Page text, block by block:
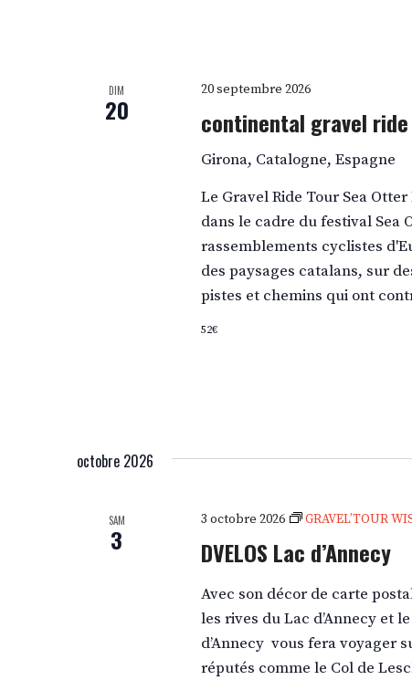
DIM
20 continental gravel
20 septembre 2026
Girona, Catalogne, Espagne
Le Gravel Ride Tour Sea
dans le cadre du festival Sea
rassemblements cyclistes
des paysages catalans, sur
pistes et chemins qui ont
52€
octobre 2026
SAM
3 DVELOS Lac d’Annecy
3 octobre 2026 GRAVEL’TOUR
Avec son décor de carte
les rives du Lac d’Annecy et
d’Annecy vous fera voyager
réputés comme le Col de